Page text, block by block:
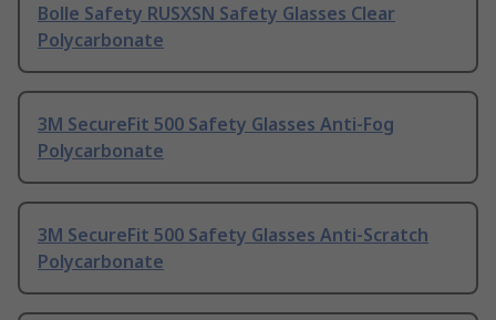
Bolle Safety RUSXSN Safety Glasses Clear
Polycarbonate
3M SecureFit 500 Safety Glasses Anti-Fog
Polycarbonate
3M SecureFit 500 Safety Glasses Anti-Scratch
Polycarbonate